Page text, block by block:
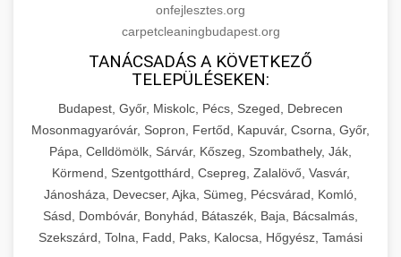
onfejlesztes.org
carpetcleaningbudapest.org
TANÁCSADÁS A KÖVETKEZŐ
TELEPÜLÉSEKEN:
Budapest, Győr, Miskolc, Pécs, Szeged, Debrecen
Mosonmagyaróvár, Sopron, Fertőd, Kapuvár, Csorna, Győr,
Pápa, Celldömölk, Sárvár, Kőszeg, Szombathely, Ják,
Körmend, Szentgotthárd, Csepreg, Zalalövő, Vasvár,
Jánosháza, Devecser, Ajka, Sümeg, Pécsvárad, Komló,
Sásd, Dombóvár, Bonyhád, Bátaszék, Baja, Bácsalmás,
Szekszárd, Tolna, Fadd, Paks, Kalocsa, Hőgyész, Tamási